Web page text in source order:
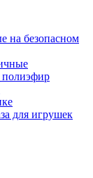
на безопасном
полиэфир
для игрушек